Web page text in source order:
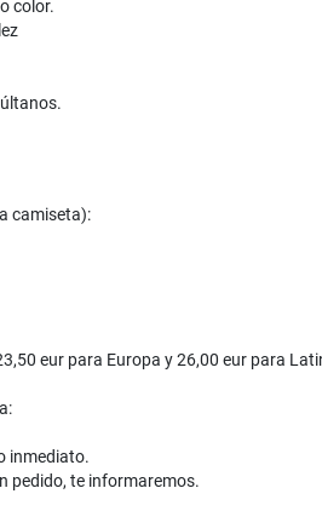
color.
camiseta):
eur para Europa y 26,00 eur para
inmediato.
pedido, te informaremos.